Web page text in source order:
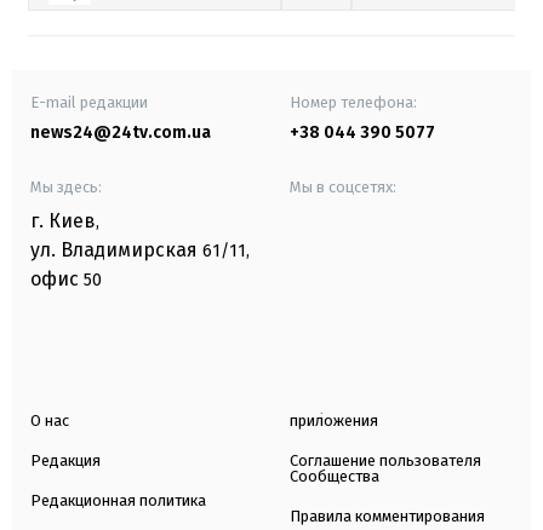
E-mail редакции
news24@24tv.com.ua
Номер телефона:
+38 044 390 5077
Мы здесь:
г. Киев,
ул. Владимирская 61/11,
офис 50
Мы в соцсетях:
О нас
Редакция
Редакционная политика
приложения
Соглашение пользователя
Сообщества
Правила комментирования